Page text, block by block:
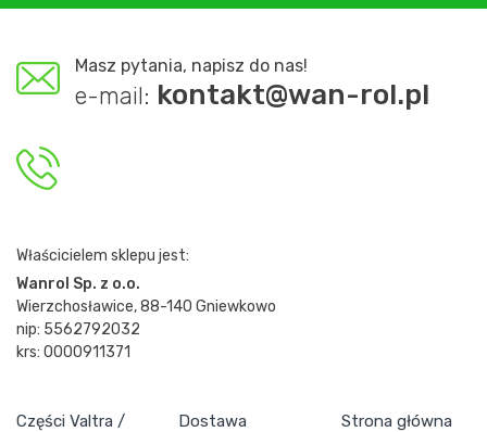
Masz pytania, napisz do nas!
e-mail: kontakt@wan-rol.pl
Właścicielem sklepu jest:
Wanrol Sp. z o.o.
Wierzchosławice, 88-140 Gniewkowo
nip: 5562792032
krs: 0000911371
Części Valtra /
Dostawa Strona główna